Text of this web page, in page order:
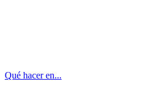
Qué hacer en...